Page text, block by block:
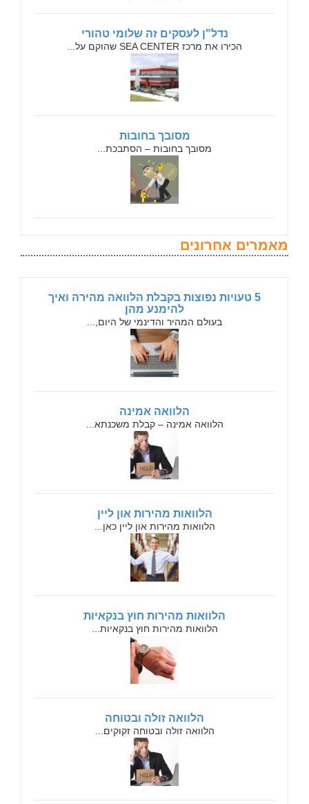
נדל"ן לעסקים זה שלומי טהורי
הכירו את מרכז SEA CENTER שהוקם על...
מסובך בחובות
מסובך בחובות – הסתבכת...
מאמרים אחרונים
5 טעויות נפוצות בקבלת הלוואה מהירה ואיך
להימנע מהן
בעולם המהיר והדינמי של היום,...
הלוואה אמינה
הלוואה אמינה – קבלת משכנתא...
הלוואות מהירות און ליין
הלוואות מהירות און ליין כאן...
הלוואות מהירות חוץ בנקאיות
הלוואות מהירות חוץ בנקאיות...
הלוואה זולה ובטוחה
הלוואה זולה ובטוחה זקוקים...